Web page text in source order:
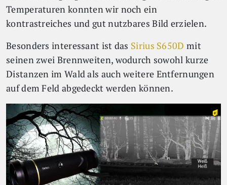
Temperaturen konnten wir noch ein
kontrastreiches und gut nutzbares Bild erzielen.
Besonders interessant ist das Sirius S650D mit
seinen zwei Brennweiten, wodurch sowohl kurze
Distanzen im Wald als auch weitere Entfernungen
auf dem Feld abgedeckt werden können.